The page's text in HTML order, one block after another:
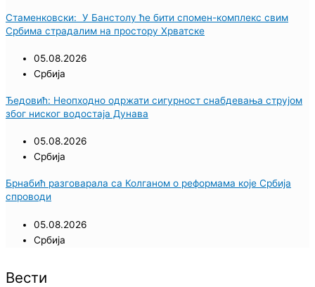
Стаменковски: У Банстолу ће бити спомен-комплекс свим
Србима страдалим на простору Хрватске
05.08.2026
Србија
Ђедовић: Неопходно одржати сигурност снабдевања струјом
због ниског водостаја Дунава
05.08.2026
Србија
Брнабић разговарала са Колганом о реформама које Србија
спроводи
05.08.2026
Србија
Вести